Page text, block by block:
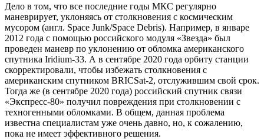
Дело в том, что все последние годы МКС регулярно
маневрирует, уклоняясь от столкновения с космическим
мусором (англ. Space Junk/Space Debris). Например, в январе
2012 года с помощью российского модуля «Звезда» был
проведен маневр по уклонению от обломка американского
спутника Iridium-33. А в сентябре 2020 года орбиту станции
скорректировали, чтобы избежать столкновения с
американским спутником BRICSat-2, отслужившим свой срок.
Тогда же (в сентябре 2020 года) российский спутник связи
«Экспресс-80» получил повреждения при столкновении с
техногенными обломками. В общем, данная проблема
известна специалистам уже очень давно, но, к сожалению,
пока не имеет эффективного решения.